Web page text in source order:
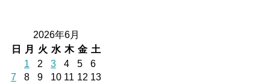
2026年6月
日
月 火 水 木 金 土
1
2 3 4 5
6
7
8 9 10 11 12 13